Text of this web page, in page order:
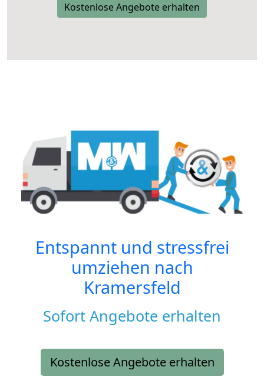
Kostenlose Angebote erhalten
Entspannt und stressfrei
umziehen nach
Kramersfeld
Sofort Angebote erhalten
Kostenlose Angebote erhalten